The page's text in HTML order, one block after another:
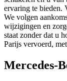
ervaring te bieden.
We volgen
wijzigingen en
staat zonder dat u
Parijs vervoerd,
Mercedes-